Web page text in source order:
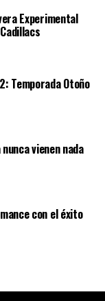
Experimental
Temporada Otoño
vienen nada
con el éxito